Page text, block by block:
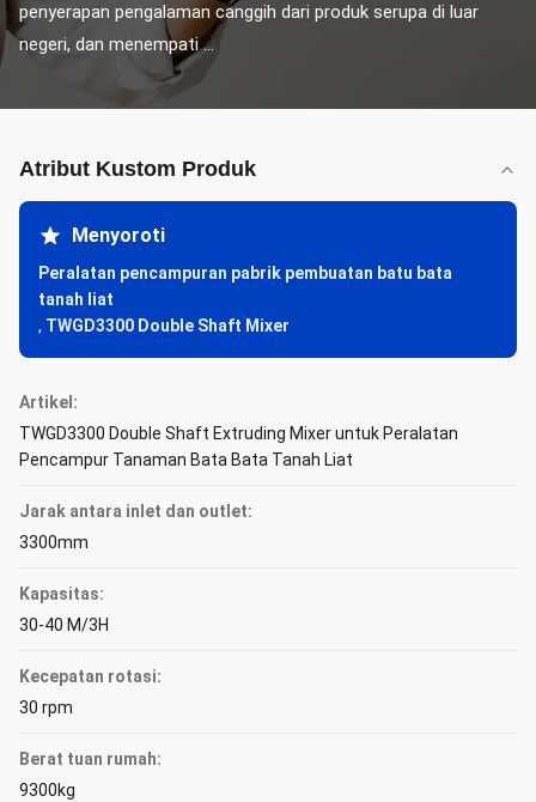
penyerapan pengalaman canggih dari produk serupa di luar
negeri, dan menempati ...
Atribut Kustom Produk
Menyoroti
Peralatan pencampuran pabrik pembuatan batu bata
tanah liat
, TWGD3300 Double Shaft Mixer
Artikel:
TWGD3300 Double Shaft Extruding Mixer untuk Peralatan
Pencampur Tanaman Bata Bata Tanah Liat
Jarak antara inlet dan outlet:
3300mm
Kapasitas:
30-40 M/3H
Kecepatan rotasi:
30 rpm
Berat tuan rumah:
9300kg